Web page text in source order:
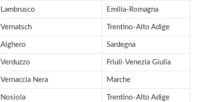
Lambrusco Emilia-Romagna
Vernatsch Trentino-Alto Adige
Alghero Sardegna
Verduzzo Friuli-Venezia Giulia
Vernaccia Nera Marche
Nosiola Trentino-Alto Adige